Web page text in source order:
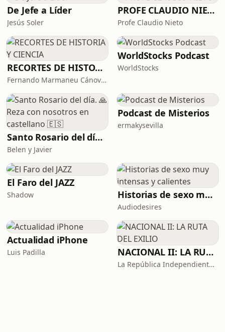
hijos se construye ahor
De Jefe a Líder
Jesús Soler
PROFE CLAUDIO NIETO
Profe Claudio Nieto
RECORTES DE HISTORIA Y CIENCIA
Fernando Marmaneu Cánovas
WorldStocks Podcast
WorldStocks
Santo Rosario del día. 🙏 Reza con nosotros en castellano 🇪🇸
Belen y Javier
Podcast de Misterios
ermakysevilla
El Faro del JAZZ
Shadow Historias de sexo muy intensas y calientes
Audiodesires
Actualidad iPhone
Luis Padilla NACIONAL II: LA RUTA DEL EXILIO
La República Independiente de la Radio